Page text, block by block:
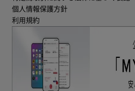
個人情報保護方針
利用規約